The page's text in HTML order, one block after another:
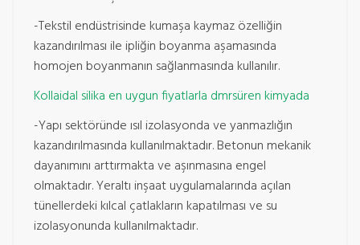
-Tekstil endüstrisinde kumaşa kaymaz özelliğin
kazandırılması ile ipliğin boyanma aşamasında
homojen boyanmanın sağlanmasında kullanılır.
Kollaidal silika en uygun fiyatlarla dmrsüren kimyada
-Yapı sektöründe ısıl izolasyonda ve yanmazlığın
kazandırılmasında kullanılmaktadır. Betonun mekanik
dayanımını arttırmakta ve aşınmasına engel
olmaktadır. Yeraltı inşaat uygulamalarında açılan
tünellerdeki kılcal çatlakların kapatılması ve su
izolasyonunda kullanılmaktadır.